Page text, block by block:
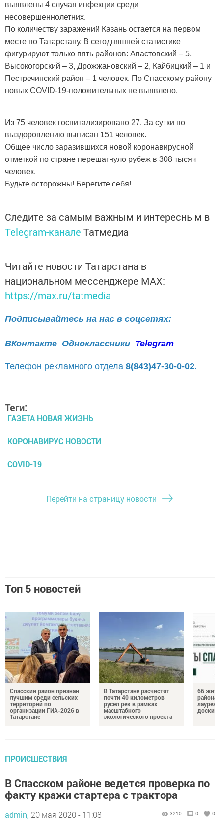
выявлены 4 случая инфекции среди
несовершеннолетних.
По количеству заражений Казань остается на первом
месте по Татарстану. В сегодняшней статистике
фигурируют только пять районов: Апастовский – 5,
Высокогорский – 3, Дрожжановский – 2, Кайбицкий – 1 и
Пестречинский район – 1 человек. По Спасскому району
новых COVID-19-положительных не выявлено.
Из 75 человек госпитализировано 27. За сутки по
выздоровлению выписан 151 человек.
Общее число заразившихся новой коронавирусной
отметкой по стране перешагнуло рубеж в 308 тысяч
человек.
Будьте осторожны! Берегите себя!
Следите за самым важным и интересным в
Telegram-канале Татмедиа
Читайте новости Татарстана в
национальном мессенджере MАХ:
https://max.ru/tatmedia
Подписывайтесь на нас в соцсетях:
ВКонтакте Одноклассники Telegram
Телефон рекламного отдела 8(843)47-30-0-02.
Теги:
ГАЗЕТА НОВАЯ ЖИЗНЬ
КОРОНАВИРУС НОВОСТИ
COVID-19
Перейти на страницу новости
Топ 5 новостей
Спасский район признан
лучшим среди сельских
территорий по
организации ГИА-2026 в
Татарстане
В Татарстане расчистят
почти 40 километров
русел рек в рамках
масштабного
экологического проекта
66
района
доски
ПРОИСШЕСТВИЯ
В Спасском районе ведется проверка по
факту кражи стартера с трактора
admin, 20 мая 2020 - 11:08 3210 0 0